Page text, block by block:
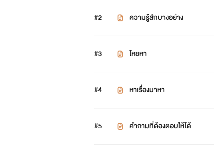
#2 ความรู้สึกบางอย่าง
#3 โหยหา
#4 หาเรื่องมาหา
#5 คำถามที่ต้องตอบให้ได้